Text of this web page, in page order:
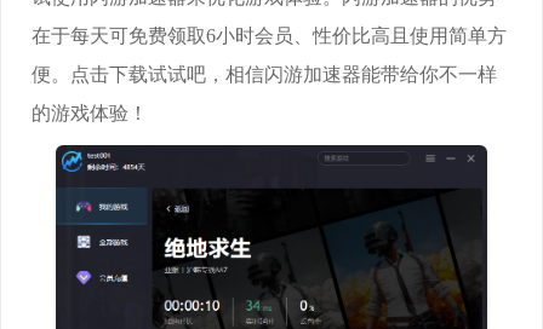
在于每天可免费领取6小时会员、性价比高且使用简单方
便。点击下载试试吧，相信闪游加速器能带给你不一样
的游戏体验！